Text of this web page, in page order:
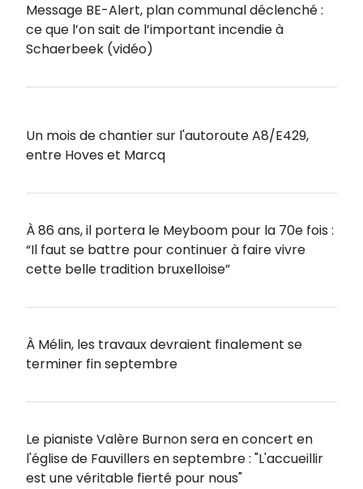
Message BE-Alert, plan communal déclenché :
ce que l’on sait de l’important incendie à
Schaerbeek (vidéo)
Un mois de chantier sur l'autoroute A8/E429,
entre Hoves et Marcq
À 86 ans, il portera le Meyboom pour la 70e fois :
“Il faut se battre pour continuer à faire vivre
cette belle tradition bruxelloise”
À Mélin, les travaux devraient finalement se
terminer fin septembre
Le pianiste Valère Burnon sera en concert en
l'église de Fauvillers en septembre : "L'accueillir
est une véritable fierté pour nous"